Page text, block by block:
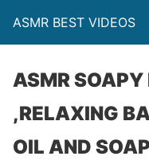
ASMR BEST VIDEOS
ASMR
,RELAXING
OIL AND